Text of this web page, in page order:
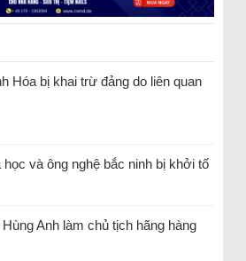
Hóa bị khai trừ đảng do liên quan
và ông nghệ bắc ninh bị khởi tố
Anh làm chủ tịch hãng hàng